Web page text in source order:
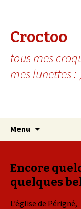
Croctoo
tous mes
mes lunettes
Menu
Encore
quelques
L’église de Périgné,